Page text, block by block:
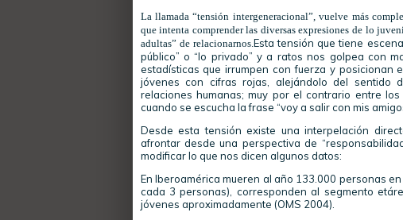
La llamada “tensión intergeneracional”, vuelve más
que intenta comprender las diversas expresiones de lo
adultas” de relacionarnos.Esta tensión que tiene
público” o “lo privado” y a ratos nos golpea con
estadísticas que irrumpen con fuerza y
jóvenes con cifras rojas, alejándolo del sentido
relaciones humanas; muy por el contrario entre
cuando se escucha la frase “voy a salir con mis
Desde esta tensión existe una interpelación
afrontar desde una perspectiva de
modificar lo que nos dicen algunos datos:
En Iberoamérica mueren al año 133.000 personas
cada 3 personas), corresponden al segmento
jóvenes aproximadamente (OMS 2004).